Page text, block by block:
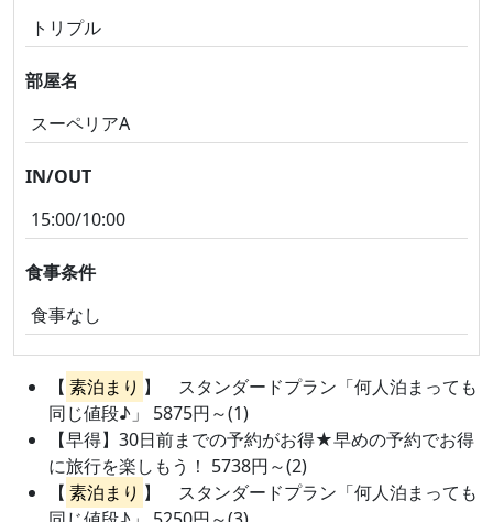
トリプル
部屋名
スーペリアA
IN/OUT
15:00/10:00
食事条件
食事なし
【 素泊まり 】 スタンダードプラン「何人泊まっても
同じ値段♪」 5875円～(1)
【早得】30日前までの予約がお得★早めの予約でお得
に旅行を楽しもう！ 5738円～(2)
【 素泊まり 】 スタンダードプラン「何人泊まっても